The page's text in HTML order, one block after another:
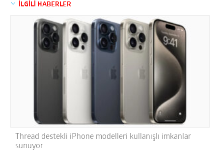
İLGİLİ HABERLER
Thread destekli iPhone modelleri kullanışlı imkanlar
sunuyor